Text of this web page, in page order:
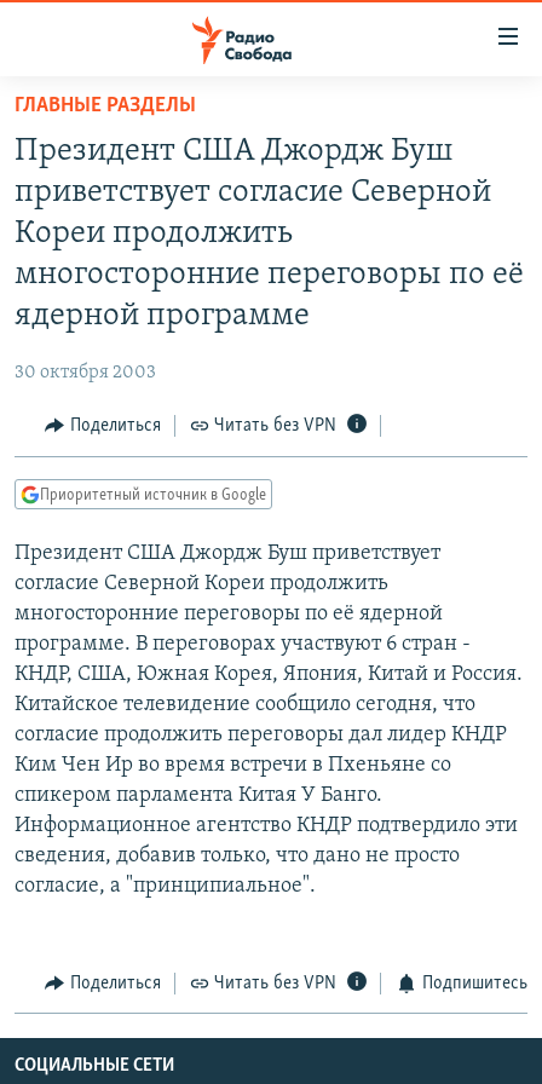
упрощенного
доступа
основному
содержанию
главной
навигации
Вернутся
поиску
ПОДКАСТЫ
АВТОРСКИЕ ПРОЕКТЫ
МНЕНИЯ
IDEL.РЕАЛИИ
КАВКАЗ.РЕАЛИИ
СЕВЕР.РЕАЛИИ
РАСПИСАНИЕ ВЕЩАНИЯ
ПОДПИШИТЕСЬ НА РАССЫЛКУ
СОЦИАЛЬНЫЕ СЕТИ
Все сайты РСЕ/РС
ГЛАВНЫЕ РАЗДЕЛЫ
Президент США Джордж Буш
приветствует согласие Северной
Кореи продолжить
многосторонние переговоры по её
ядерной программе
30 октября 2003
Поделиться Читать без VPN
Приоритетный источник в Google
Президент США Джордж Буш приветствует
согласие Северной Кореи продолжить
многосторонние переговоры по её ядерной
программе. В переговорах участвуют 6 стран -
КНДР, США, Южная Корея, Япония, Китай и Россия.
Китайское телевидение сообщило сегодня, что
согласие продолжить переговоры дал лидер КНДР
Ким Чен Ир во время встречи в Пхеньяне со
спикером парламента Китая У Банго.
Информационное агентство КНДР подтвердило эти
сведения, добавив только, что дано не просто
согласие, а "принципиальное".
Поделиться Читать без VPN Подпишитесь
СОЦИАЛЬНЫЕ СЕТИ